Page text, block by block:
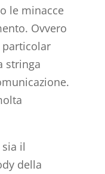
le minacce
Ovvero
particolar
stringa
il
della